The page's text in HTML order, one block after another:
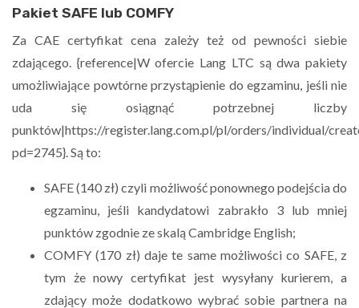
Pakiet SAFE lub COMFY
Za CAE certyfikat cena zależy też od pewności siebie
zdającego. {reference|W ofercie Lang LTC są dwa pakiety
umożliwiające powtórne przystąpienie do egzaminu, jeśli nie
uda się osiągnąć potrzebnej liczby
punktów|https://register.lang.com.pl/pl/orders/individual/
pd=2745}. Są to:
SAFE (140 zł) czyli możliwość ponownego podejścia do
egzaminu, jeśli kandydatowi zabrakło 3 lub mniej
punktów zgodnie ze skalą Cambridge English;
COMFY (170 zł) daje te same możliwości co SAFE, z
tym że nowy certyfikat jest wysyłany kurierem, a
zdający może dodatkowo wybrać sobie partnera na